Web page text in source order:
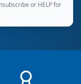
or HELP for